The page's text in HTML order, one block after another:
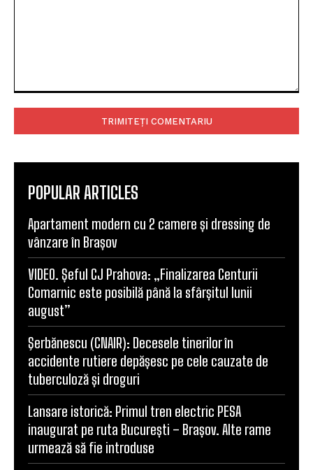
POPULAR ARTICLES
Apartament modern cu 2 camere și dressing de
vânzare în Brașov
VIDEO. Șeful CJ Prahova: „Finalizarea Centurii
Comarnic este posibilă până la sfârșitul lunii
august”
Şerbănescu (CNAIR): Decesele tinerilor în
accidente rutiere depășesc pe cele cauzate de
tuberculoză și droguri
Lansare istorică: Primul tren electric PESA
inaugurat pe ruta București – Brașov. Alte rame
urmează să fie introduse